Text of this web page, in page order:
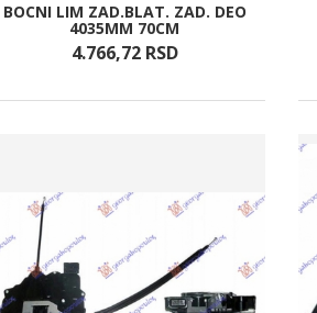
BOCNI LIM ZAD.BLAT. ZAD. DEO
4035MM 70CM
4.766,72 RSD